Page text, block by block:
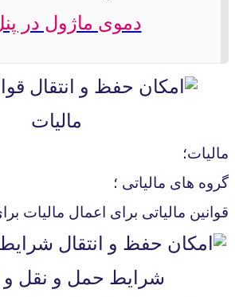
دموی ماژول در
مالیات
مالیات؛
گروه های مالیاتی ؛
قوانین مالیاتی برای اعمال مالیات
شرایط حمل و نقل و